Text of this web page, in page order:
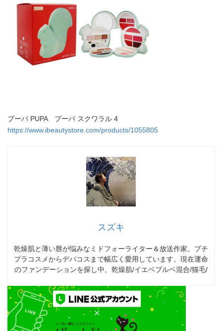
プーパ PUPA プーパ スクワラル 4
https://www.ibeautystore.com/products/1055805
スズキ
乾燥肌と薄い唇が悩みなミドフォーライター＆放送作家。プチ
プラコスメからデパコスまで幅広く愛用しています。現在運命
のファンデーションを探し中。乾燥肌/イエベブルベ混合/猫毛/